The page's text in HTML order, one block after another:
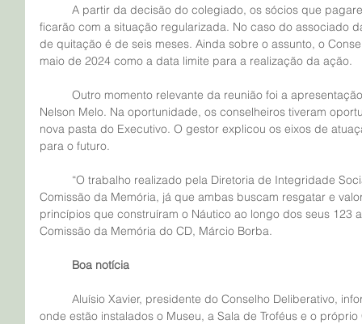
ficarão com a situação regularizada. No caso do associado
de quitação é de seis meses. Ainda sobre o assunto, o
maio de 2024 como a data limite para a realização da ação.
Nelson Melo. Na oportunidade, os conselheiros tiveram
nova pasta do Executivo. O gestor explicou os eixos de
para o futuro.
Comissão da Memória, já que ambas buscam resgatar e
princípios que construíram o Náutico ao longo dos seus 123
Comissão da Memória do CD, Márcio Borba.
Boa notícia
onde estão instalados o Museu, a Sala de Troféus e o